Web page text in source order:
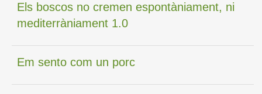
Els boscos no cremen espontàniament, ni
mediterràniament 1.0
Em sento com un porc